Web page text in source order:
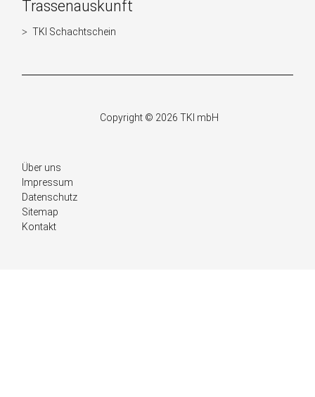
Trassenauskunft
Navigation
TKI Schachtschein
Copyright © 2026 TKI mbH
Navigation
überspringen
Über uns
Impressum
Datenschutz
Sitemap
Kontakt